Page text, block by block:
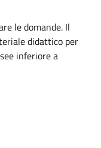
le domande. Il
didattico per
inferiore a